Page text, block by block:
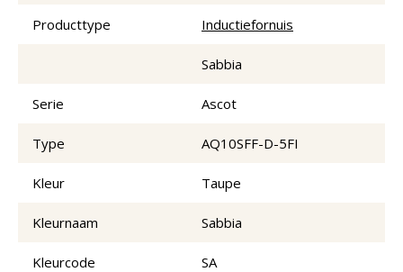
Producttype Inductiefornuis
Sabbia
Serie Ascot
Type AQ10SFF-D-5FI
Kleur Taupe
Kleurnaam Sabbia
Kleurcode SA